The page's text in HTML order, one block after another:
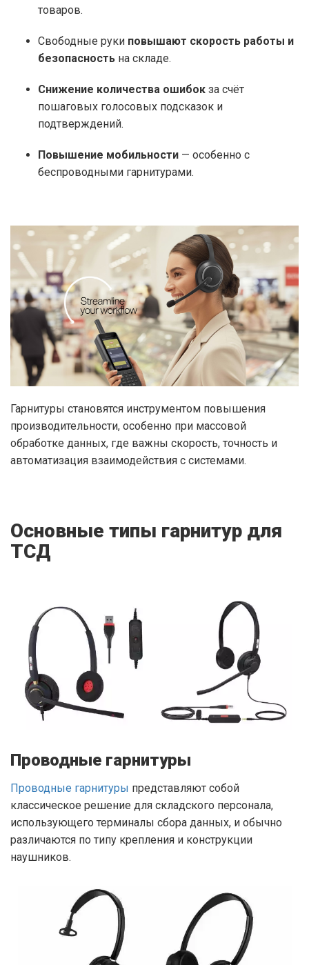
товаров.
Свободные руки повышают скорость работы и
безопасность на складе.
Снижение количества ошибок за счёт
пошаговых голосовых подсказок и
подтверждений.
Повышение мобильности — особенно с
беспроводными гарнитурами.
Гарнитуры становятся инструментом повышения
производительности, особенно при массовой
обработке данных, где важны скорость, точность и
автоматизация взаимодействия с системами.
Основные типы гарнитур для
ТСД
Проводные гарнитуры
Проводные гарнитуры представляют собой
классическое решение для складского персонала,
использующего терминалы сбора данных, и обычно
различаются по типу крепления и конструкции
наушников.